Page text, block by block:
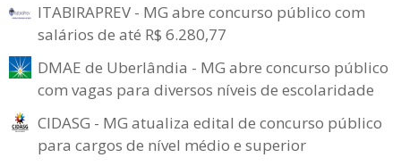
ITABIRAPREV - MG abre concurso público com
salários de até R$ 6.280,77
DMAE de Uberlândia - MG abre concurso público
com vagas para diversos níveis de escolaridade
CIDASG - MG atualiza edital de concurso público
para cargos de nível médio e superior